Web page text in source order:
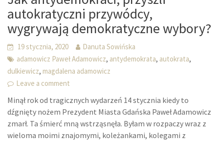
autokratyczni przywódcy,
wygrywają demokratyczne wybory?
19 stycznia, 2020
Danuta Sowińska
adamowicz Paweł Adamowicz, antydemokrata, autokrata,
dulkiewicz,magdalena adamowicz
Leave a comment
Minął rok od tragicznych wydarzeń 14 stycznia kiedy to
dźgnięty nożem Prezydent Miasta Gdańska Paweł Adamowicz
zmarł. Ta śmierć mną wstrząsnęła. Byłam w rozpaczy wraz z
wieloma moimi znajomymi, koleżankami, kolegami z